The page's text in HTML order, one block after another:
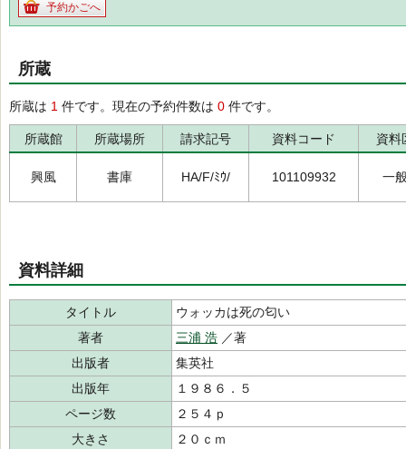
予約かごへ
所蔵
所蔵は 1 件です。現在の予約件数は 0 件です。
所蔵館 所蔵場所 請求記号 資料コード 資料
興風 書庫 HA/F/ﾐｳ/ 101109932 一
資料詳細
タイトル
ウォッカは死の匂い
著者
三浦 浩 ／著
出版者
集英社
出版年
１９８６．５
ページ数
２５４ｐ
大きさ
２０ｃｍ